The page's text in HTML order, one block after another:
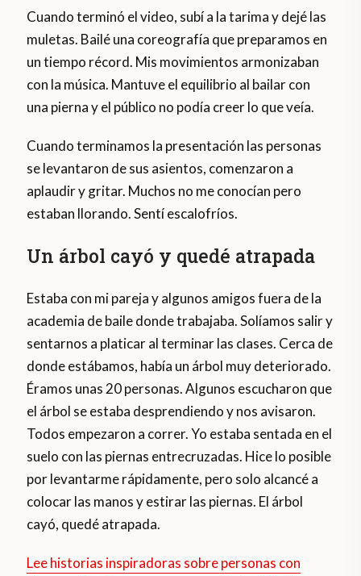
Cuando terminó el video, subí a la tarima y dejé las
muletas. Bailé una coreografía que preparamos en
un tiempo récord. Mis movimientos armonizaban
con la música. Mantuve el equilibrio al bailar con
una pierna y el público no podía creer lo que veía.
Cuando terminamos la presentación las personas
se levantaron de sus asientos, comenzaron a
aplaudir y gritar. Muchos no me conocían pero
estaban llorando. Sentí escalofríos.
Un árbol cayó y quedé atrapada
Estaba con mi pareja y algunos amigos fuera de la
academia de baile donde trabajaba. Solíamos salir y
sentarnos a platicar al terminar las clases. Cerca de
donde estábamos, había un árbol muy deteriorado.
Éramos unas 20 personas. Algunos escucharon que
el árbol se estaba desprendiendo y nos avisaron.
Todos empezaron a correr. Yo estaba sentada en el
suelo con las piernas entrecruzadas. Hice lo posible
por levantarme rápidamente, pero solo alcancé a
colocar las manos y estirar las piernas. El árbol
cayó, quedé atrapada.
Lee historias inspiradoras sobre personas con